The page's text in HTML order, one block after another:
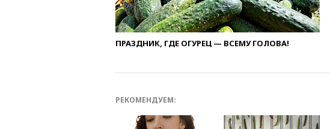
ПРАЗДНИК, ГДЕ ОГУРЕЦ — ВСЕМУ ГОЛОВА!
РЕКОМЕНДУЕМ: